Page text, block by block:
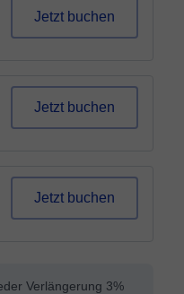
Jetzt buchen
Jetzt buchen
Jetzt buchen
Verlängerung 3%